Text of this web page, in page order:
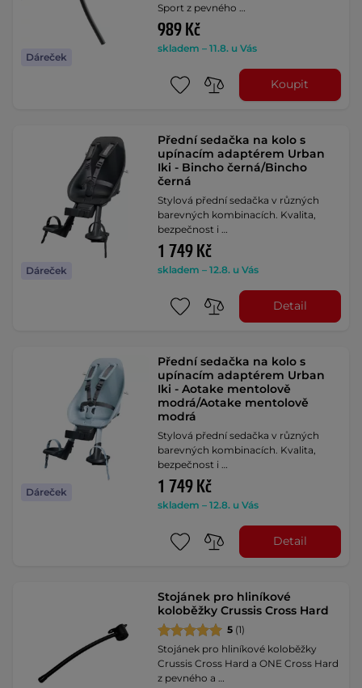
Dáreček
Sport z pevného …
989 Kč
skladem – 11.8. u Vás
Koupit
Dáreček
Přední sedačka na kolo s
upínacím adaptérem Urban
Iki - Bincho černá/Bincho
černá
Stylová přední sedačka v různých
barevných kombinacích. Kvalita,
bezpečnost i …
1 749 Kč
skladem – 12.8. u Vás
Detail
Dáreček
Přední sedačka na kolo s
upínacím adaptérem Urban
Iki - Aotake mentolově
modrá/Aotake mentolově
modrá
Stylová přední sedačka v různých
barevných kombinacích. Kvalita,
bezpečnost i …
1 749 Kč
skladem – 12.8. u Vás
Detail
Stojánek pro hliníkové
koloběžky Crussis Cross Hard
5 (1)
Stojánek pro hliníkové koloběžky
Crussis Cross Hard a ONE Cross Hard
z pevného a …